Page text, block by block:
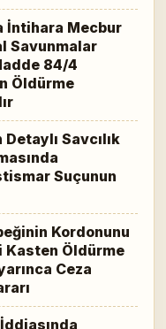
İntihara Mecbur
Savunmalar
84/4
Öldürme
Savcılık
Suçunun
Kordonunu
Kasten Öldürme
Ceza